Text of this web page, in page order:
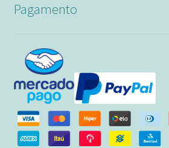
Pagamento